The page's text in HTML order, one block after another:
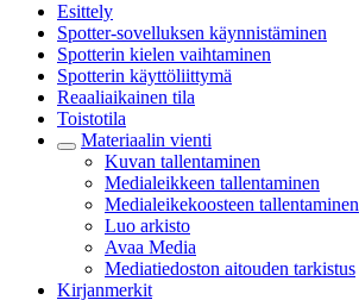
Esittely
Spotter-sovelluksen käynnistäminen
Spotterin kielen vaihtaminen
Spotterin käyttöliittymä
Reaaliaikainen tila
Toistotila
Materiaalin vienti
Kuvan tallentaminen
Medialeikkeen tallentaminen
Medialeikekoosteen tallentaminen
Luo arkisto
Avaa Media
Mediatiedoston aitouden tarkistus
Kirjanmerkit